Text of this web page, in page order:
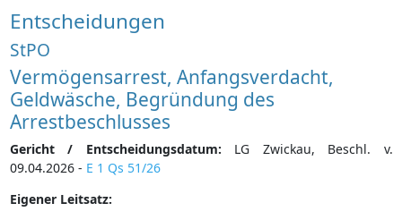
Entscheidungen
StPO
Vermögensarrest, Anfangsverdacht,
Geldwäsche, Begründung des
Arrestbeschlusses
Gericht / Entscheidungsdatum: LG Zwickau, Beschl. v.
09.04.2026 - E 1 Qs 51/26
Eigener Leitsatz: